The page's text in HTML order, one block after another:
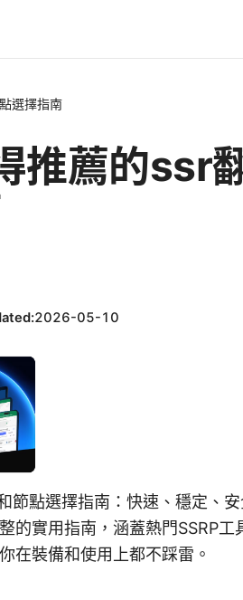
選擇指南
推薦的ssr
2026-05-10
節點選擇指南：快速、穩定、
的實用指南，涵蓋熱門SSRP
在裝備和使用上都不踩雷。